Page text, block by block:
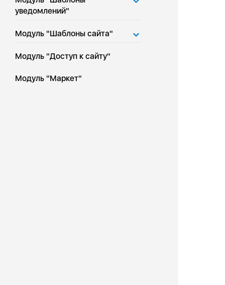
уведомлений"
Модуль "Шаблоны сайта"
Модуль "Доступ к сайту"
Модуль "Маркет"